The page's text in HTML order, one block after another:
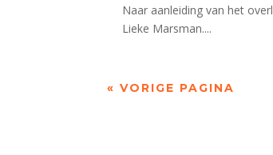
Naar aanleiding van het
Lieke Marsman....
« VORIGE PAGINA